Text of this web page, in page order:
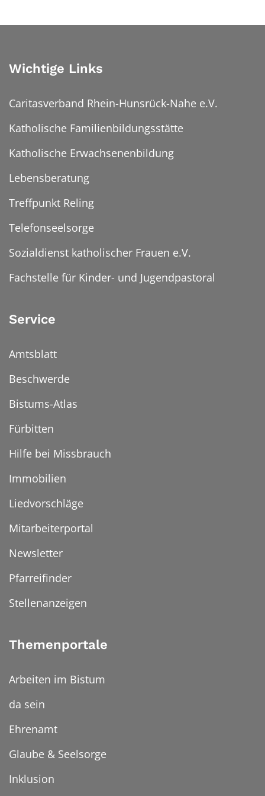
Wichtige Links
Caritasverband Rhein-Hunsrück-Nahe e.V.
Katholische Familienbildungsstätte
Katholische Erwachsenenbildung
Lebensberatung
Treffpunkt Reling
Telefonseelsorge
Sozialdienst katholischer Frauen e.V.
Fachstelle für Kinder- und Jugendpastoral
Service
Amtsblatt
Beschwerde
Bistums-Atlas
Fürbitten
Hilfe bei Missbrauch
Immobilien
Liedvorschläge
Mitarbeiterportal
Newsletter
Pfarreifinder
Stellenanzeigen
Themenportale
Arbeiten im Bistum
da sein
Ehrenamt
Glaube & Seelsorge
Inklusion